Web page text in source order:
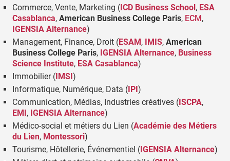
Commerce, Vente, Marketing (ICD Business School, ESA
Casablanca, American Business College Paris, ECM,
IGENSIA Alternance)
Management, Finance, Droit (ESAM, IMIS, American
Business College Paris, IGENSIA Alternance, Business
Science Institute, ESA Casablanca)
Immobilier (IMSI)
Informatique, Numérique, Data (IPI)
Communication, Médias, Industries créatives (ISCPA,
EMI, IGENSIA Alternance)
Médico-social et métiers du Lien (Académie des Métiers
du Lien, Montessori)
Tourisme, Hôtellerie, Événementiel (IGENSIA Alternance)